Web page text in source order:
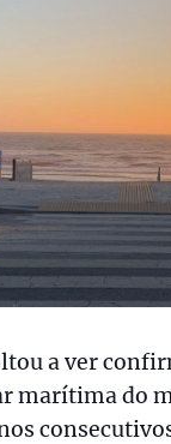
a ver
marítima do